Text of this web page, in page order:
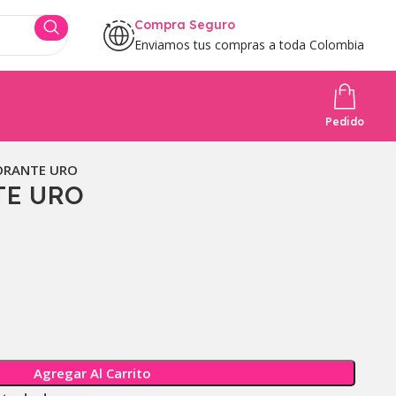
Compra Seguro
Enviamos tus compras a toda Colombia
Pedido
URO
URO
Agregar Al Carrito